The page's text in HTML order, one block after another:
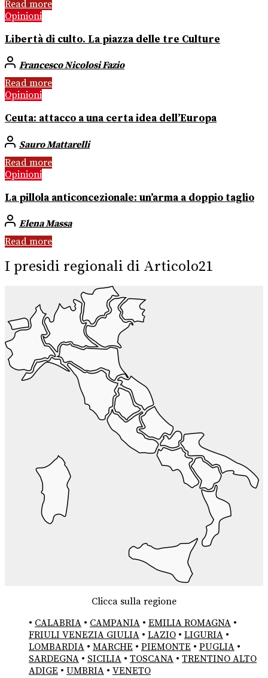
Read more
Opinioni
Libertà di culto. La piazza delle tre Culture
Francesco Nicolosi Fazio
Read more
Opinioni
Ceuta: attacco a una certa idea dell’Europa
Sauro Mattarelli
Read more
Opinioni
La pillola anticoncezionale: un’arma a doppio taglio
Elena Massa
Read more
I presidi regionali di Articolo21
Clicca sulla regione
• CALABRIA • CAMPANIA • EMILIA ROMAGNA •
FRIULI VENEZIA GIULIA • LAZIO • LIGURIA •
LOMBARDIA • MARCHE • PIEMONTE • PUGLIA •
SARDEGNA • SICILIA • TOSCANA • TRENTINO ALTO
ADIGE • UMBRIA • VENETO